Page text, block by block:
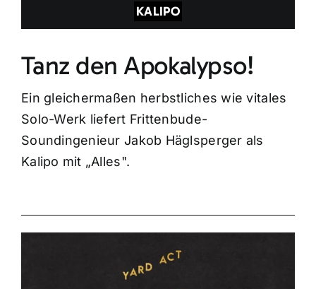
KALIPO
Tanz den Apokalypso!
Ein gleichermaßen herbstliches wie vitales
Solo-Werk liefert Frittenbude-
Soundingenieur Jakob Häglsperger als
Kalipo mit „Alles".